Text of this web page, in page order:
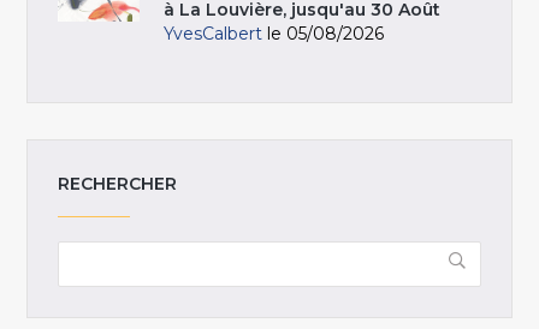
à La Louvière, jusqu'au 30 Août
YvesCalbert le 05/08/2026
RECHERCHER